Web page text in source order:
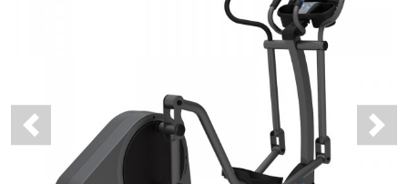
Previous Next